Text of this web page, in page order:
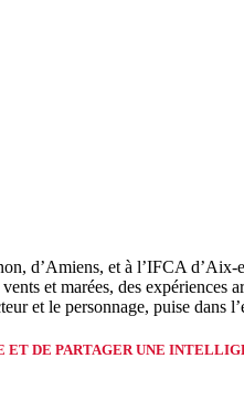
d’Amiens, et à l’IFCA
et marées, des
et le personnage, puise dans
ET DE PARTAGER UNE